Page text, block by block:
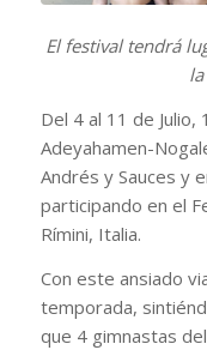
El festival tendrá
Del 4 al 11 de
Adeyahamen-
Andrés y Sauces y
participando en el
Rímini, Italia.
Con este ansiado
temporada,
que 4 gimnastas